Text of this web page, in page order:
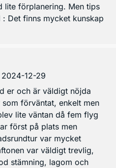
lite förplanering. Men tips
Det finns mycket kunskap
12-29
er och är väldigt nöjda
förväntat, enkelt men
lite väntan då fem flyg
först på plats men
var mycket
var väldigt trevlig,
stämning, lagom och